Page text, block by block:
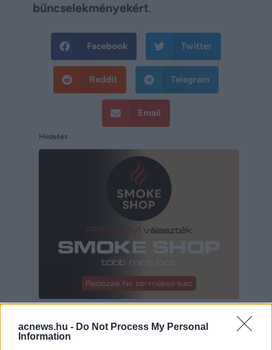
acnews.hu - Do Not Process My Personal
Information
bűncselekményekért.
Facebook Twitter
Reddit Telegram
Email
Hirdetés